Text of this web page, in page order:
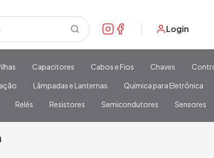
Login
Capacitores Cabos e Fios Chaves
Lâmpadas e Lanternas Química para Eletrônica
Relés Resistores Semicondutores Sensores